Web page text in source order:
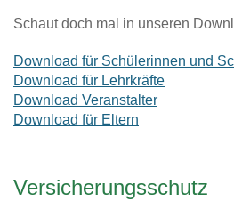
Schaut doch mal in unseren
Download für Schülerinnen und
Download für Lehrkräfte
Download Veranstalter
Download für Eltern
Versicherungsschutz